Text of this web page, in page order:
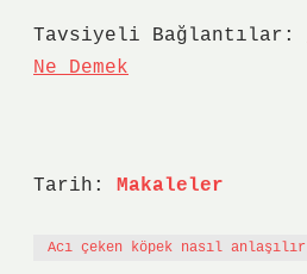
Tavsiyeli Bağlantılar:
Ne Demek
Tarih: Makaleler
Acı çeken köpek nasıl anlaşılır